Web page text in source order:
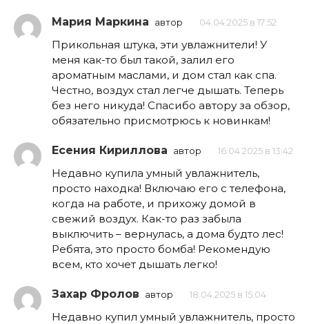
Мария Маркина автор 04.04.2025 в 17:52
Прикольная штука, эти увлажнители! У
меня как-то был такой, залил его
ароматным маслами, и дом стал как спа.
Честно, воздух стал легче дышать. Теперь
без него никуда! Спасибо автору за обзор,
обязательно присмотрюсь к новинкам!
Есения Кириллова автор 16.04.2025 в 13:42
Недавно купила умный увлажнитель,
просто находка! Включаю его с телефона,
когда на работе, и прихожу домой в
свежий воздух. Как-то раз забыла
выключить – вернулась, а дома будто лес!
Ребята, это просто бомба! Рекомендую
всем, кто хочет дышать легко!
Захар Фролов автор 18.04.2025 в 15:04
Недавно купил умный увлажнитель, просто